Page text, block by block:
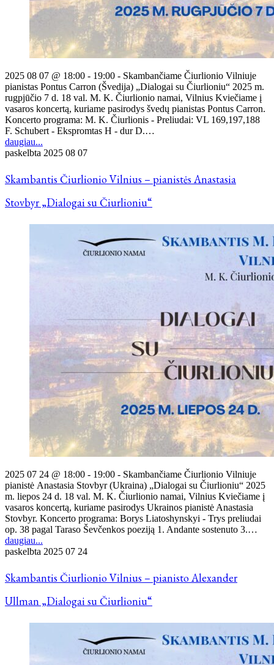
2025 08 07 @ 18:00 - 19:00 - Skambančiame Čiurlionio Vilniuje
pianistas Pontus Carron (Švedija) „Dialogai su Čiurlioniu“ 2025 m.
rugpjūčio 7 d. 18 val. M. K. Čiurlionio namai, Vilnius Kviečiame į
vasaros koncertą, kuriame pasirodys švedų pianistas Pontus Carron.
Koncerto programa: M. K. Čiurlionis - Preliudai: VL 169,197,188
F. Schubert - Ekspromtas H - dur D.…
daugiau...
paskelbta 2025 08 07
Skambantis Čiurlionio Vilnius – pianistės Anastasia
Stovbyr „Dialogai su Čiurlioniu“
2025 07 24 @ 18:00 - 19:00 - Skambančiame Čiurlionio Vilniuje
pianistė Anastasia Stovbyr (Ukraina) „Dialogai su Čiurlioniu“ 2025
m. liepos 24 d. 18 val. M. K. Čiurlionio namai, Vilnius Kviečiame į
vasaros koncertą, kuriame pasirodys Ukrainos pianistė Anastasia
Stovbyr. Koncerto programa: Borys Liatoshynskyi - Trys preliudai
op. 38 pagal Taraso Ševčenkos poeziją 1. Andante sostenuto 3.…
daugiau...
paskelbta 2025 07 24
Skambantis Čiurlionio Vilnius – pianisto Alexander
Ullman „Dialogai su Čiurlioniu“